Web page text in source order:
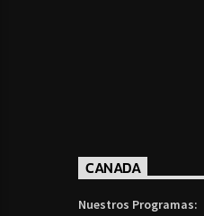
CANADA
Nuestros Programas: